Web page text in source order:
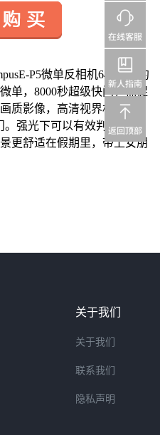
P5微单反相机64800円约
单，8000秒超级快门，捕捉
质影像，高清视界机身防
。强光下可以有效判断爆
更舒适在假期里，带上女朋
关于我们
关于我们
联系我们
隐私声明